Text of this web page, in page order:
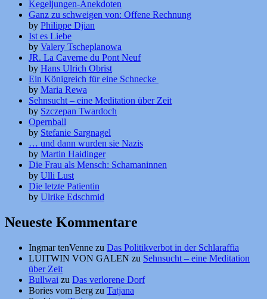
Kegeljungen-Anekdoten
Ganz zu schweigen von: Offene Rechnung
by Philippe Djian
Ist es Liebe
by Valery Tscheplanowa
JR. La Caverne du Pont Neuf
by Hans Ulrich Obrist
Ein Königreich für eine Schnecke
by Maria Rewa
Sehnsucht – eine Meditation über Zeit
by Szczepan Twardoch
Opernball
by Stefanie Sargnagel
… und dann wurden sie Nazis
by Martin Haidinger
Die Frau als Mensch: Schamaninnen
by Ulli Lust
Die letzte Patientin
by Ulrike Edschmid
Neueste Kommentare
Ingmar tenVenne zu Das Politikverbot in der Schlaraffia
LUITWIN VON GALEN zu Sehnsucht – eine Meditation
über Zeit
Bullwai zu Das verlorene Dorf
Bories vom Berg zu Tatjana